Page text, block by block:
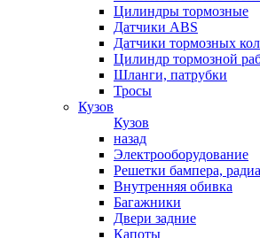
Цилиндры тормозные
Датчики ABS
Датчики тормозных
Цилиндр тормозной
Шланги, патрубки
Тросы
Кузов
Кузов
назад
Электрооборудование
Решетки бампера,
Внутренняя обивка
Багажники
Двери задние
Капоты